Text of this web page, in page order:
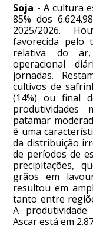
Soja - A cultura
85% dos
2025/2026.
favorecida pelo
relativa do ar,
operacional
jornadas.
cultivos de
(14%) ou final
produtividades
patamar
é uma
da distribuição
de períodos de
precipitações,
grãos em
resultou em
tanto entre
A produtividade
Ascar está em